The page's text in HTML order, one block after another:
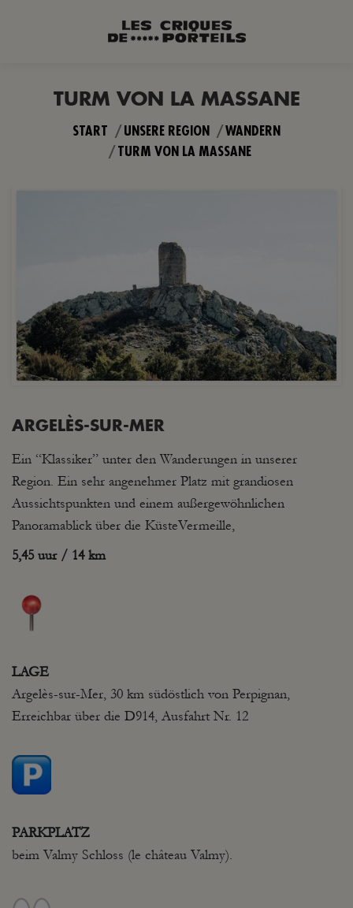
TURM VON LA MASSANE
Sie befinden sich hier:
START UNSERE REGION
WANDERN
TURM VON LA MASSANE
ARGELÈS-SUR-MER
Ein “Klassiker” unter den Wanderungen in unserer
Region. Ein sehr angenehmer Platz mit grandiosen
Aussichtspunkten und einem außergewöhnlichen
Panoramablick über die KüsteVermeille,
5,45 uur / 14 km
LAGE
Argelès-sur-Mer, 30 km südöstlich von Perpignan,
Erreichbar über die D914, Ausfahrt Nr. 12
PARKPLATZ
beim Valmy Schloss (le château Valmy).